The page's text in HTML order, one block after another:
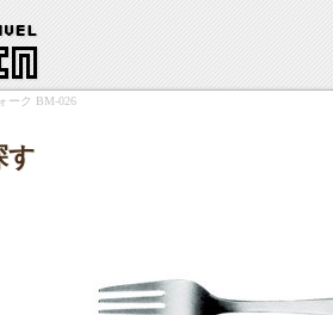
ーク BM-026
す